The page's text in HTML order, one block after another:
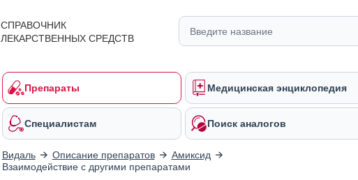
СПРАВОЧНИК
ЛЕКАРСТВЕННЫХ СРЕДСТВ
Препараты Медицинская энциклопедия
Специалистам Поиск аналогов
Видаль Описание препаратов
Амиксид
Взаимодействие с другими препаратами